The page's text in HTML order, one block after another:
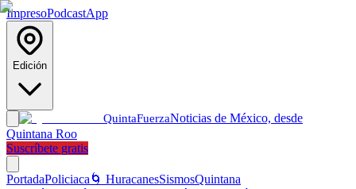
ImpresoPodcastApp
Edición
QuintaFuerzaNoticias de México, desde
Quintana Roo
Suscríbete gratis
PortadaPoliciaca 🌀 HuracanesSismosQuintana